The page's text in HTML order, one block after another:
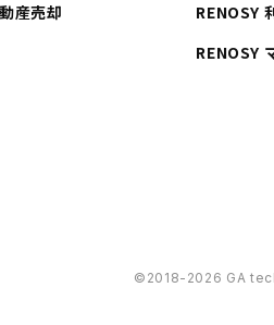
産売却
RENOSY
RENOSY
©︎2018-2026 GA